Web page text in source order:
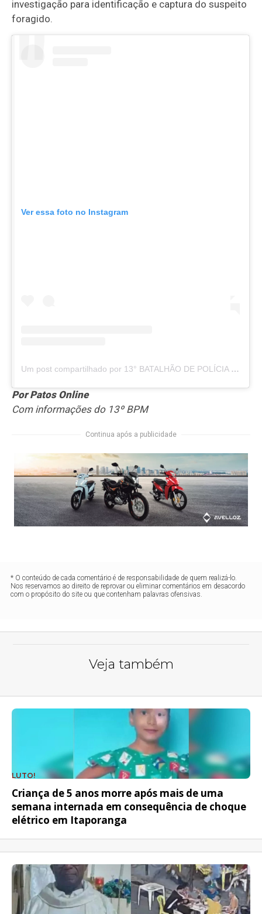
investigação para identificação e captura do suspeito
foragido.
Ver essa foto no Instagram
Um post compartilhado por 13° BATALHÃO DE POLÍCIA MILITAR DA PARAÍBA (@13bpm.pmpb)
Por Patos Online
Com informações do 13º BPM
Continua após a publicidade
* O conteúdo de cada comentário é de responsabilidade de quem realizá-lo.
Nos reservamos ao direito de reprovar ou eliminar comentários em desacordo
com o propósito do site ou que contenham palavras ofensivas.
Veja também
LUTO!
Criança de 5 anos morre após mais de uma
semana internada em consequência de choque
elétrico em Itaporanga